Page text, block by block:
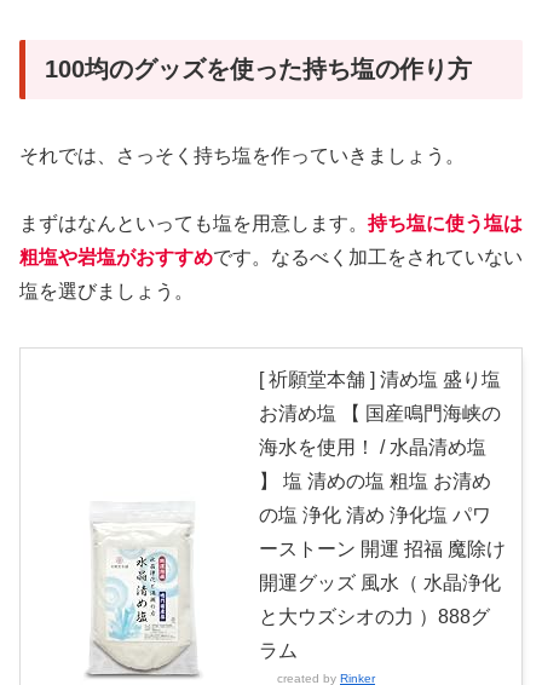
100均のグッズを使った持ち塩の作り方
それでは、さっそく持ち塩を作っていきましょう。
まずはなんといっても塩を用意します。 持ち塩に使う塩は
粗塩や岩塩がおすすめです。なるべく加工をされていない
塩を選びましょう。
[ 祈願堂本舗 ] 清め塩 盛り塩
お清め塩 【 国産鳴門海峡の
海水を使用！ / 水晶清め塩
】 塩 清めの塩 粗塩 お清め
の塩 浄化 清め 浄化塩 パワ
ーストーン 開運 招福 魔除け
開運グッズ 風水（ 水晶浄化
と大ウズシオの力 ）888グ
ラム
created by Rinker